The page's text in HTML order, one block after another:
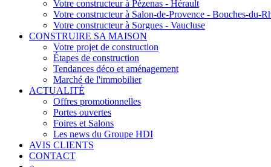
Votre constructeur à Pézenas - Hérault
Votre constructeur à Salon-de-Provence - Bouches-du-
Votre constructeur à Sorgues - Vaucluse
CONSTRUIRE SA MAISON
Votre projet de construction
Étapes de construction
Tendances déco et aménagement
Marché de l'immobilier
ACTUALITÉ
Offres promotionnelles
Portes ouvertes
Foires et Salons
Les news du Groupe HDI
AVIS CLIENTS
CONTACT